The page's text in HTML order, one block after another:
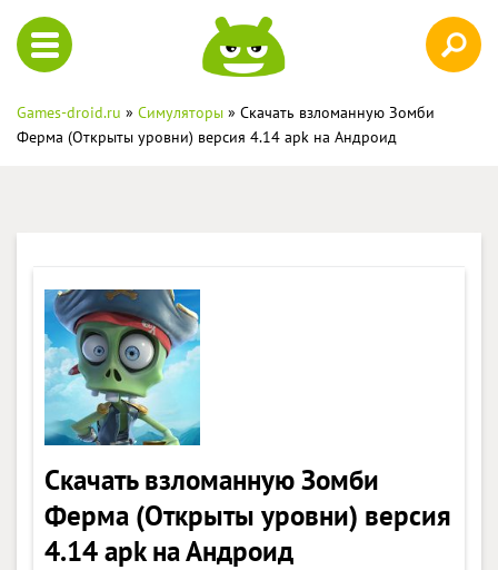
Games-droid.ru » Симуляторы » Скачать взломанную Зомби
Ферма (Открыты уровни) версия 4.14 apk на Андроид
Скачать взломанную Зомби
Ферма (Открыты уровни) версия
4.14 apk на Андроид